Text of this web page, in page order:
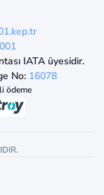
IATA üyesidir.
No: 16078
ödeme